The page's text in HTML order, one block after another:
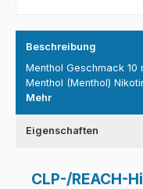
Beschreibung
Menthol Geschmack 10
Menthol (Menthol)
Mehr
Eigenschaften
CLP-/REACH-